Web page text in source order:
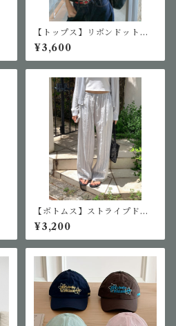
【トップス】リボンドット柄
トップス
¥3,600
【ボトムス】ストライプドロ
ーストリングワイドパンツ
¥3,200